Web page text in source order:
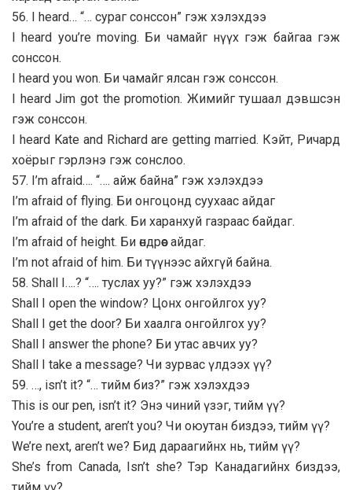
56. I heard… “… сураг сонссон” гэж хэлэхдээ
I heard you’re moving. Би чамайг нүүх гэж байгаа гэж
сонссон.
I heard you won. Би чамайг ялсан гэж сонссон.
I heard Jim got the promotion. Жимийг тушаал дэвшсэн
гэж сонссон.
I heard Kate and Richard are getting married. Кэйт, Ричард
хоёрыг гэрлэнэ гэж сонслоо.
57. I’m afraid…. “…. айж байна” гэж хэлэхдээ
I’m afraid of flying. Би онгоцонд суухаас айдаг
I’m afraid of the dark. Би харанхуй газраас байдаг.
I’m afraid of height. Би өндрөөс айдаг.
I’m not afraid of him. Би түүнээс айхгүй байна.
58. Shall I….? “…. туслах уу?” гэж хэлэхдээ
Shall I open the window? Цонх онгойлгох уу?
Shall I get the door? Би хаалга онгойлгох уу?
Shall I answer the phone? Би утас авчих уу?
Shall I take a message? Чи зурвас үлдээх үү?
59. …, isn’t it? “… тийм биз?” гэж хэлэхдээ
This is our pen, isn’t it? Энэ чиний үзэг, тийм үү?
You’re a student, aren’t you? Чи оюутан биздээ, тийм үү?
We’re next, aren’t we? Бид дараагийнх нь, тийм үү?
She’s from Canada, Isn’t she? Тэр Канадагийнх биздээ,